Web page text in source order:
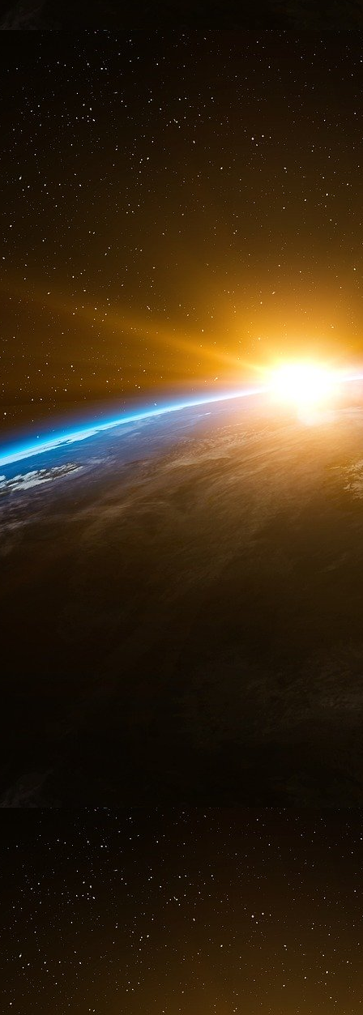
a été rejetée par la DARPA pour des
moratoire sur la recherche sur le gain de
Project Veritas a obtenu des documents
les origines du COVID-19, les gains de la
traitements potentiels qui ont été
dissimuler tout cela.
Les documents en question proviennent
Projects Agency, mieux connue sous le nom
partagé top secret.
La DARPA est une agence du ministère de
la recherche de technologies ayant des
Project Veritas a obtenu un rapport séparé à
Défense écrit par le Major du Corps des
ancien membre de la DARPA.
Le rapport indique qu’EcoHealth Alliance a
un financement pour mener des
transmis par les chauves-souris. La
par la DARPA pour des raisons de
recherche sur le gain de fonction.
Selon les documents, le NIAID, sous la
Wuhan, en Chine, et sur plusieurs sites aux
Alliance. Mais selon les documents obtenus
proposition d’EcoHealth Alliance a été
recherche comme un gain de fonction.
« La proposition ne mentionne ni n’évalue
gain de fonction (GoF) », une citation directe
Le rapport du major Murphy expose
programme COVID-19 de gain de fonction,
de remèdes potentiels, comme
ARNm.